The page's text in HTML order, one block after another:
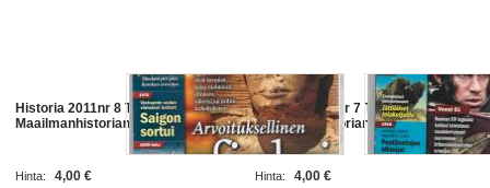
Historia 2011nr 8 Tieteen Kuvalehti
Maailmanhistorian ilmiöitä /
Hinta: 4,00 €
Historia 2011nr 7 Tieteen Kuvalehti
Maailmanhistorian ilmiöitä /
Hinta: 4,00 €